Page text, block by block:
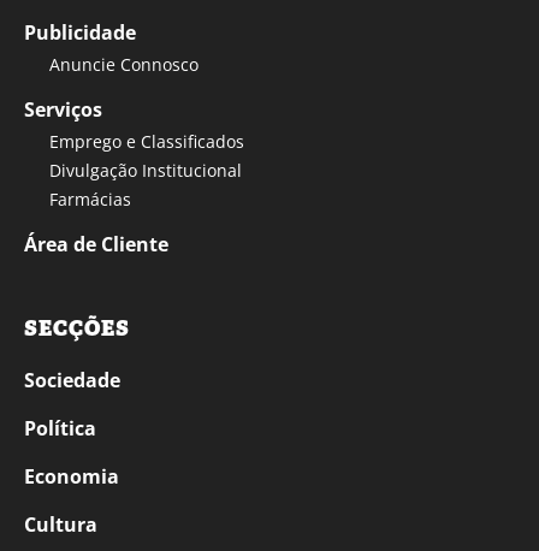
Publicidade
Anuncie Connosco
Serviços
Emprego e Classificados
Divulgação Institucional
Farmácias
Área de Cliente
SECÇÕES
Sociedade
Política
Economia
Cultura